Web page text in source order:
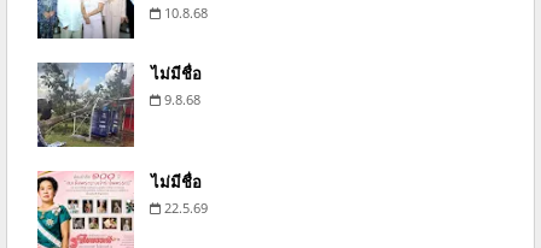
10.8.68
ไม่มีชื่อ
9.8.68
ไม่มีชื่อ
22.5.69